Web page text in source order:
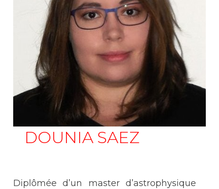
DOUNIA SAEZ
Diplômée d’un master d’astrophysique